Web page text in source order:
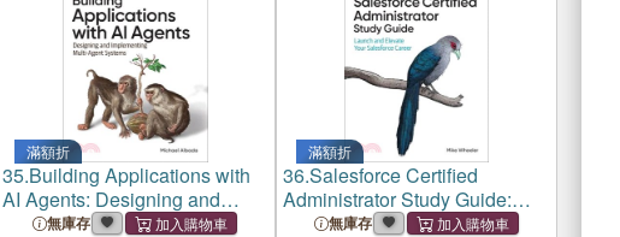
滿額折
35.Building Applications with
AI Agents: Designing and
Implementing Multi-Agent
無庫存
滿額折
36.Salesforce Certified
Administrator Study Guide:
Launch and Elevate Your
無庫存